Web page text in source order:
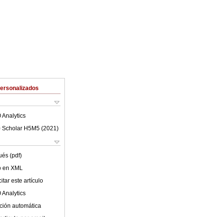
Analytics
Scholar H5M5 (2021 )
(pdf)
en XML
este artículo
Analytics
automática